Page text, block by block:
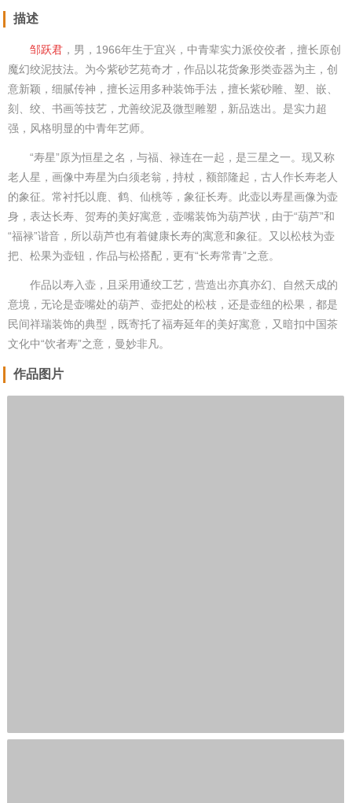
描述
邹跃君 ，男，1966年生于宜兴，中青辈实力派佼佼者，擅长原创
魔幻绞泥技法。为今紫砂艺苑奇才，作品以花货象形类壶器为主，创
意新颖，细腻传神，擅长运用多种装饰手法，擅长紫砂雕、塑、嵌、
刻、绞、书画等技艺，尤善绞泥及微型雕塑，新品迭出。是实力超
强，风格明显的中青年艺师。
“寿星”原为恒星之名，与福、禄连在一起，是三星之一。现又称
老人星，画像中寿星为白须老翁，持杖，额部隆起，古人作长寿老人
的象征。常衬托以鹿、鹤、仙桃等，象征长寿。此壶以寿星画像为壶
身，表达长寿、贺寿的美好寓意，壶嘴装饰为葫芦状，由于“葫芦”和
“福禄”谐音，所以葫芦也有着健康长寿的寓意和象征。又以松枝为壶
把、松果为壶钮，作品与松搭配，更有“长寿常青”之意。
作品以寿入壶，且采用通绞工艺，营造出亦真亦幻、自然天成的
意境，无论是壶嘴处的葫芦、壶把处的松枝，还是壶纽的松果，都是
民间祥瑞装饰的典型，既寄托了福寿延年的美好寓意，又暗扣中国茶
文化中“饮者寿”之意，曼妙非凡。
作品图片